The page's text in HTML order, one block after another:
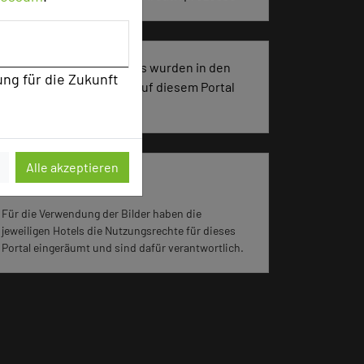
für die Zukunft
Alle akzeptieren
1285 Seiten dieses Hotels wurden in den
vergangenen 30 Tagen auf diesem Portal
Impressum zum Hotel
Für die Verwendung der Bilder haben die
jeweiligen Hotels die Nutzungsrechte für dieses
Portal eingeräumt und sind dafür verantwortlich.